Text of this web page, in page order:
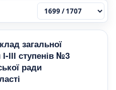
загальної
ІІІ ступенів №3
ради